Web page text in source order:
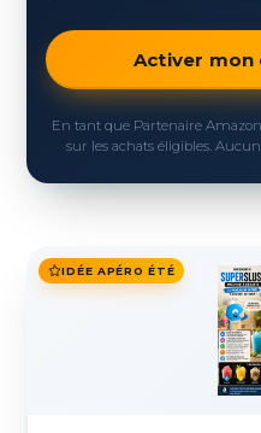
Activer mon
En tant que Partenaire
sur les achats éligibles.
IDÉE APÉRO ÉTÉ